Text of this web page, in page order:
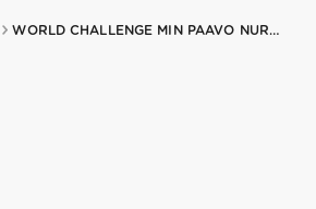
WORLD CHALLENGE MIN PAAVO NURMI GAMES 05062018 TURKU